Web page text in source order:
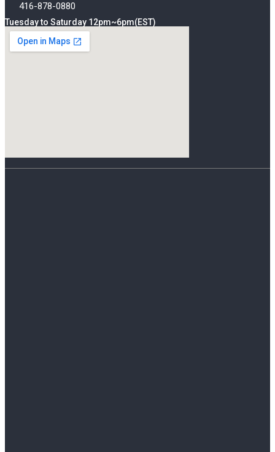
416-878-0880
Tuesday to Saturday 12pm~6pm(EST)